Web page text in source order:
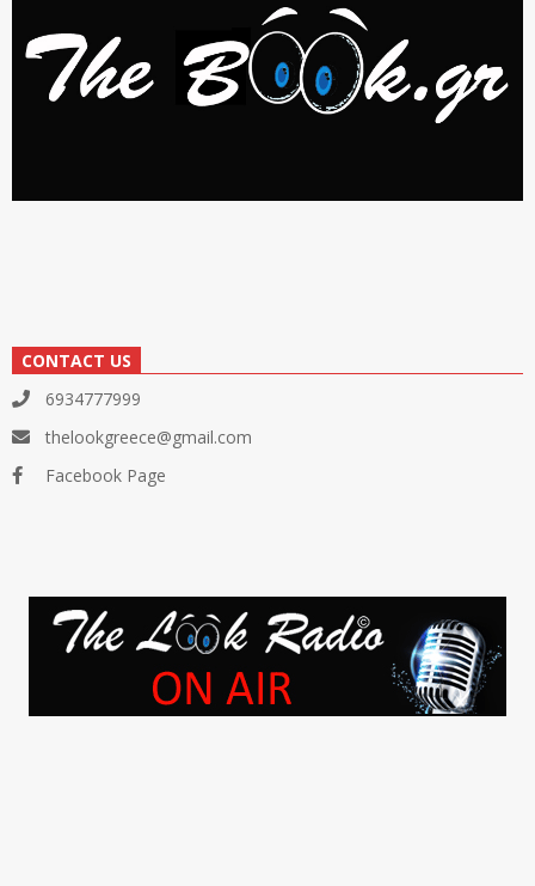
CONTACT US
6934777999
thelookgreece@gmail.com
Facebook Page